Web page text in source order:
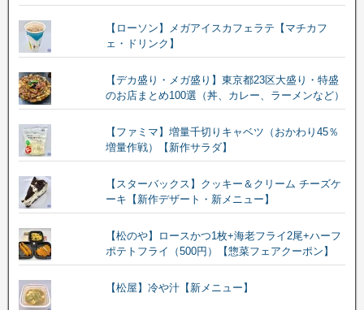
【ローソン】メガアイスカフェラテ【マチカフ
ェ・ドリンク】
【デカ盛り・メガ盛り】東京都23区大盛り・特盛
のお店まとめ100選（丼、カレー、ラーメンなど）
【ファミマ】増量千切りキャベツ（おかわり45％
増量作戦）【新作サラダ】
【スターバックス】クッキー＆クリーム チーズケ
ーキ【新作デザート・新メニュー】
【松のや】ロースかつ1枚+海老フライ2尾+ハーフ
ポテトフライ（500円）【惣菜フェアクーポン】
【松屋】冷や汁【新メニュー】